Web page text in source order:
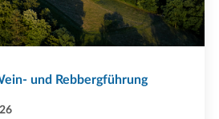
und Rebbergführung